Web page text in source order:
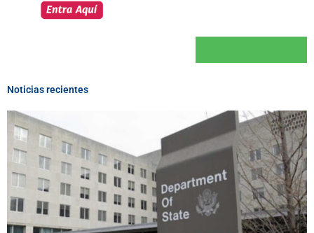
Noticias recientes